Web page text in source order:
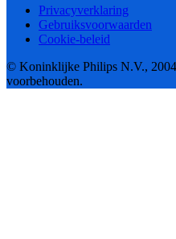
Privacyverklaring
Gebruiksvoorwaarden
Cookie-beleid
© Koninklijke Philips N.V.,
voorbehouden.